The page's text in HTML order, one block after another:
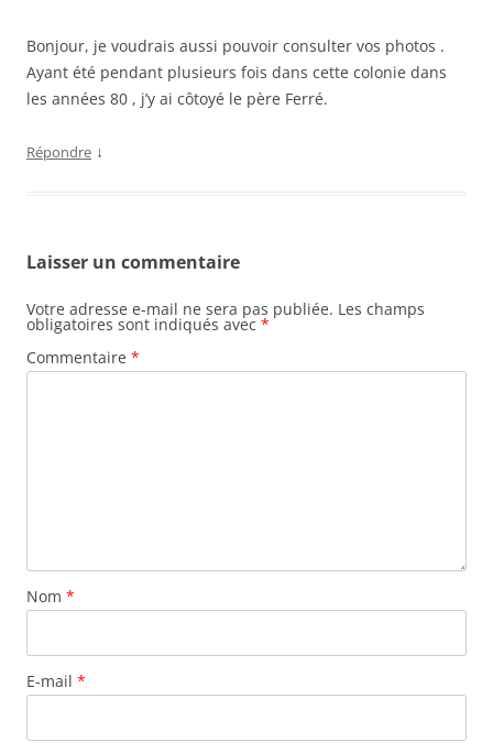
Bonjour, je voudrais aussi pouvoir consulter vos photos .
Ayant été pendant plusieurs fois dans cette colonie dans
les années 80 , j’y ai côtoyé le père Ferré.
Répondre ↓
Laisser un commentaire
Votre adresse e-mail ne sera pas publiée. Les champs
obligatoires sont indiqués avec *
Commentaire *
Nom *
E-mail *